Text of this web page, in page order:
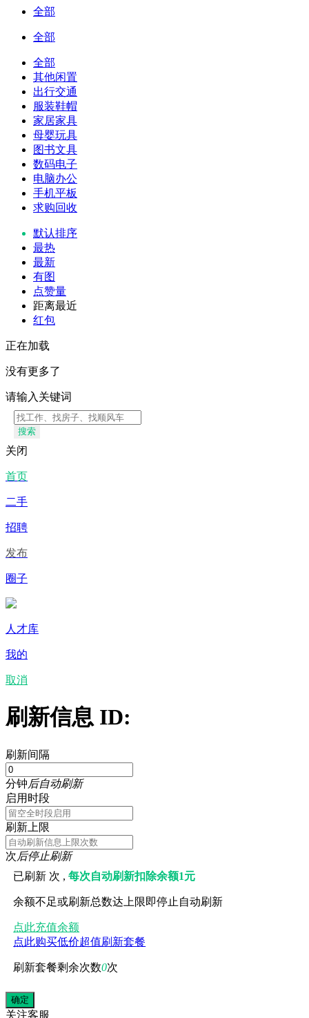
全部
全部
全部
其他闲置
出行交通
服装鞋帽
家居家具
母婴玩具
图书文具
数码电子
电脑办公
手机平板
求购回收
默认排序
最热
最新
有图
点赞量
距离最近
红包
正在加载
没有更多了
请输入关键词
搜索
关闭
首页
二手
招聘
发布
圈子
人才库
我的
取消
刷新信息 ID:
刷新间隔
分钟后自动刷新
启用时段
刷新上限
次后停止刷新
已刷新 次 ,每次自动刷新扣除余额1元
余额不足或刷新总数达上限即停止自动刷新
点此充值余额
点此购买低价超值刷新套餐
刷新套餐剩余次数0次
关注客服